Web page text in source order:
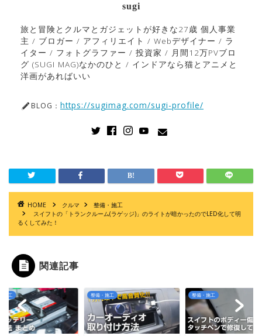
sugi
旅と冒険とクルマとガジェットが好きな27歳 個人事業
主 / ブロガー / アフィリエイト / Webデザイナー / ラ
イター / フォトグラファー / 投資家 / 月間12万PVブロ
グ (SUGI MAG)なかのひと / インドアなら猫とアニメと
洋画があればいい
BLOG： https://sugimag.com/sugi-profile/
HOME クルマ
整備・施工
スイフトの「トランクルーム(ラゲッジ)」のライトが暗かったのでLED化して明
るくしてみた！
関連記事
施工 整備・施工 整備・施工